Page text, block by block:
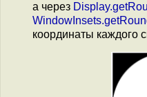
а через
координаты каждого